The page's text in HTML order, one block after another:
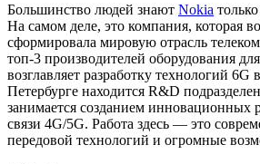
Большинство людей знают Nokia
На самом деле, это компания, которая
сформировала мировую отрасль
топ-3 производителей оборудования
возглавляет разработку технологий
Петербурге находится R&D
занимается созданием инновационных
связи 4G/5G. Работа здесь — это
передовой технологий и огромные